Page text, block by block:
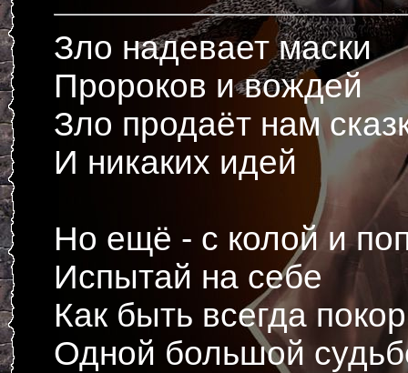
Зло надевает маски
Пророков и вождей
Зло продаёт нам
И никаких идей
Но ещё - с колой и
Испытай на себе
Как быть всегда
Одной большой